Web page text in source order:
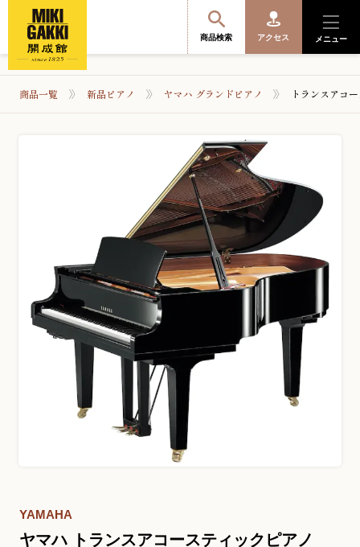
商品検索 アクセス メニュー
開成館を知る
音楽教室・イベント情報
サポート・購入特典
お問い合わせ総合窓口
06-6252-0432
商品一覧 新品ピアノ ヤマハ グランドピアノ トランスアコ
YAMAHA
ヤマハ トランスアコースティックピアノ